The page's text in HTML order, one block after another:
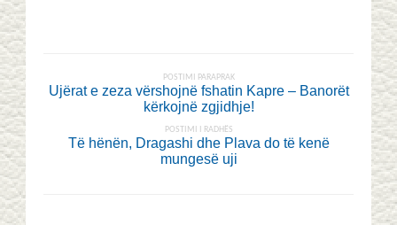
POSTIMI PARAPRAK
Ujërat e zeza vërshojnë fshatin Kapre – Banorët
kërkojnë zgjidhje!
POSTIMI I RADHËS
Të hënën, Dragashi dhe Plava do të kenë
mungesë uji